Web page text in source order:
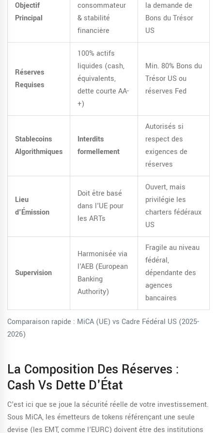
Comparaison rapide : MiCA (UE) vs Cadre Fédéral US (2025-
2026)
Objectif
Principal
consommateur
& stabilité
financière
la demande de
Bons du Trésor
US
Réserves
Requises
100% actifs
liquides (cash,
équivalents,
dette courte AA-
+)
Min. 80% Bons du
Trésor US ou
réserves Fed
Stablecoins
Algorithmiques
Interdits
formellement
Autorisés si
respect des
exigences de
réserves
Lieu
d'Émission
Doit être basé
dans l'UE pour
les ARTs
Ouvert, mais
privilégie les
charters fédéraux
US
Supervision
Harmonisée via
l'AEB (European
Banking
Authority)
Fragile au niveau
fédéral,
dépendante des
agences
bancaires
La Composition Des Réserves :
Cash Vs Dette D'État
C'est ici que se joue la sécurité réelle de votre investissement.
Sous MiCA, les émetteurs de tokens référençant une seule
devise (les EMT, comme l'EURC) doivent être des institutions